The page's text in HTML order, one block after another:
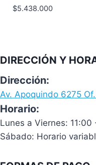
$5.438.000
DIRECCIÓN Y
Dirección:
Av. Apoquindo 6275
Horario:
Lunes a Viernes: 11:00
Sábado: Horario